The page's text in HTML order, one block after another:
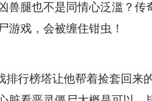
兽腿也不是同情心泛滥？传
游戏，会被缠住钳虫！
排行榜塔让他帮着捡套回来